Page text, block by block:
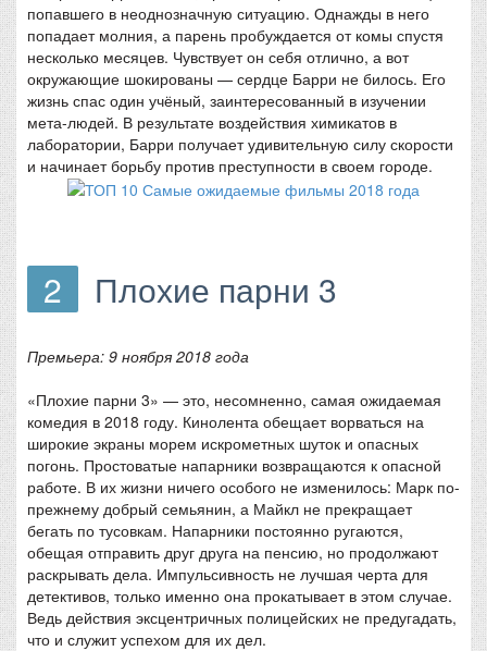
попавшего в неоднозначную ситуацию. Однажды в него
попадает молния, а парень пробуждается от комы спустя
несколько месяцев. Чувствует он себя отлично, а вот
окружающие шокированы — сердце Барри не билось. Его
жизнь спас один учёный, заинтересованный в изучении
мета-людей. В результате воздействия химикатов в
лаборатории, Барри получает удивительную силу скорости
и начинает борьбу против преступности в своем городе.
2 Плохие парни 3
Премьера: 9 ноября 2018 года
«Плохие парни 3» — это, несомненно, самая ожидаемая
комедия в 2018 году. Кинолента обещает ворваться на
широкие экраны морем искрометных шуток и опасных
погонь. Простоватые напарники возвращаются к опасной
работе. В их жизни ничего особого не изменилось: Марк по-
прежнему добрый семьянин, а Майкл не прекращает
бегать по тусовкам. Напарники постоянно ругаются,
обещая отправить друг друга на пенсию, но продолжают
раскрывать дела. Импульсивность не лучшая черта для
детективов, только именно она прокатывает в этом случае.
Ведь действия эксцентричных полицейских не предугадать,
что и служит успехом для их дел.